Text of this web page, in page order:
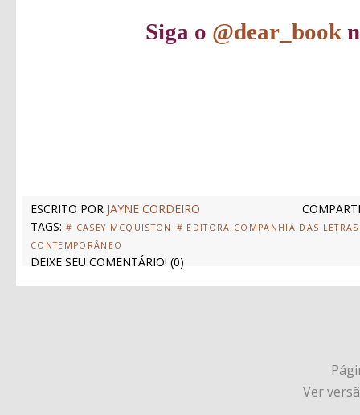
Siga o @dear_book
ESCRITO POR JAYNE CORDEIRO
TAGS: # CASEY MCQUISTON
# EDITORA COMPANHIA DAS LETRAS
CONTEMPORÂNEO
DEIXE SEU COMENTÁRIO! (0)
Ver